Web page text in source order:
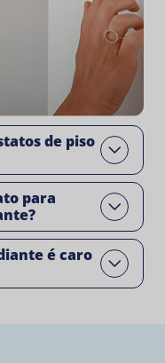
de piso
Open
para
Open
é caro
Open